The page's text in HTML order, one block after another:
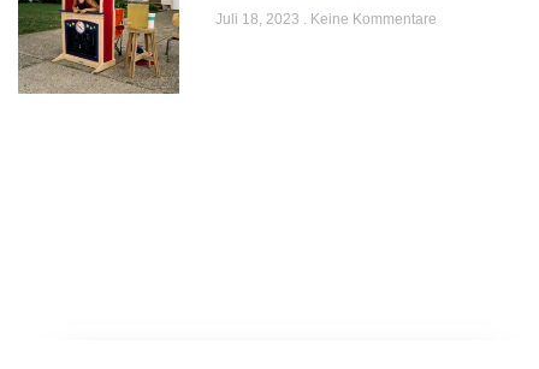
Juli 18, 2023 Keine Kommentare